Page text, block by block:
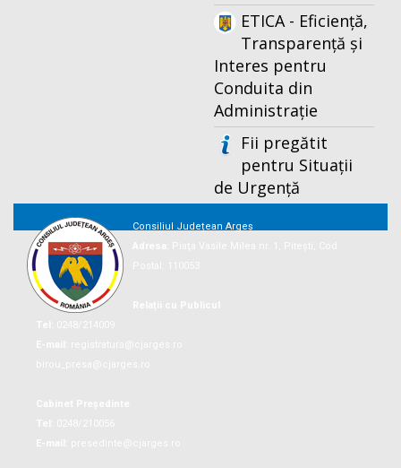
ETICA - Eficiență,
Transparență și
Interes pentru
Conduita din
Administrație
Fii pregătit
pentru Situații
de Urgență
Consiliul Județean Argeș